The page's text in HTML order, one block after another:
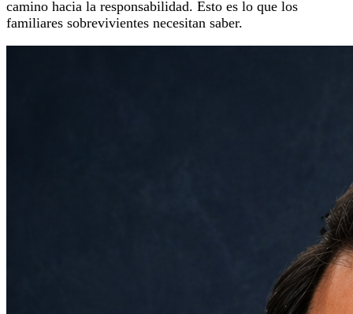
camino hacia la responsabilidad. Esto es lo que los
familiares sobrevivientes necesitan saber.